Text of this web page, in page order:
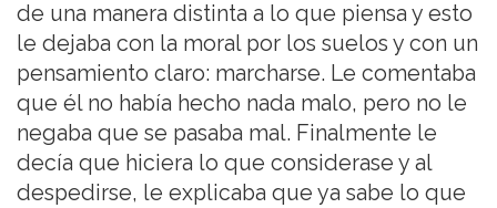
de una manera distinta a lo que piensa y esto
le dejaba con la moral por los suelos y con un
pensamiento claro: marcharse. Le comentaba
que él no había hecho nada malo, pero no le
negaba que se pasaba mal. Finalmente le
decía que hiciera lo que considerase y al
despedirse, le explicaba que ya sabe lo que